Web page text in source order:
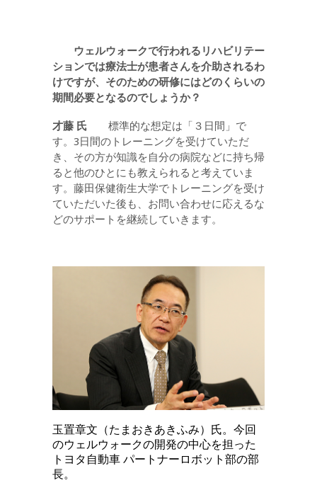
ウェルウォークで行われるリハビリテー
ションでは療法士が患者さんを介助されるわ
けですが、そのための研修にはどのくらいの
期間必要となるのでしょうか？
才藤 氏 標準的な想定は「３日間」で
す。3日間のトレーニングを受けていただ
き、その方が知識を自分の病院などに持ち帰
ると他のひとにも教えられると考えていま
す。藤田保健衛生大学でトレーニングを受け
ていただいた後も、お問い合わせに応えるな
どのサポートを継続していきます。
玉置章文（たまおきあきふみ）氏。今回
のウェルウォークの開発の中心を担った
トヨタ自動車 パートナーロボット部の部
長。